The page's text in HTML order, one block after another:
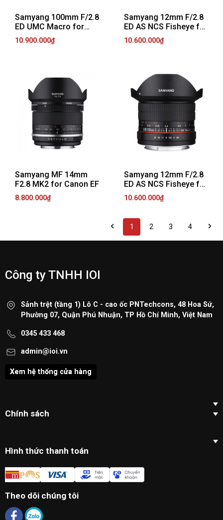
Samyang 100mm F/2.8
ED UMC Macro for
Canon EF
10.900.000₫
Samyang 12mm F/2.8
ED AS NCS Fisheye for
Canon EF
10.600.000₫
Samyang MF 14mm
F2.8 MK2 for Canon EF
8.800.000₫
Samyang 12mm F/2.8
ED AS NCS Fisheye for
Nikon AE
10.600.000₫
1 2 3 4
Công ty TNHH IOI
Sảnh trệt (tầng 1) Lô C - cao ốc PNTechcons, 48 Hoa Sứ,
Phường 07, Quận Phú Nhuận, TP Hồ Chí Minh, Việt Nam
0345 433 468
admin@ioi.vn
Xem hệ thống cửa hàng
Chính sách
Hình thức thanh toán
Theo dõi chúng tôi